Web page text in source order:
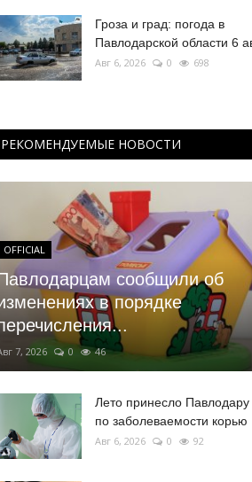
Гроза и град: погода в
Павлодарской области 6
Авг 6, 2026 0 698
РЕКОМЕНДУЕМЫЕ НОВОСТИ
OFFICIAL
сообщили об
в порядке
7, 2026 0 46
Лето принесло Павлодару
по заболеваемости корью
Авг 6, 2026 0 92